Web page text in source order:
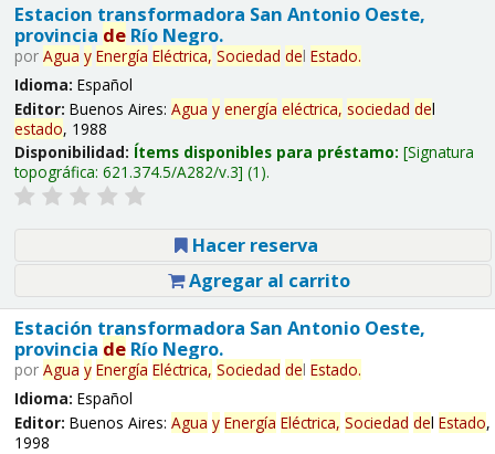
Estacion transformadora San Antonio Oeste,
provincia deRío Negro.
por Agua y Energía Eléctrica, Sociedad del Estado.
Idioma: Español
Editor: Buenos Aires: Agua y energía eléctrica, sociedad del
estado, 1988
Disponibilidad: Ítems disponibles para préstamo: Signatura
topográfica: 621.374.5/A282/v.3 (1).
Hacer reserva
Agregar al carrito
Estación transformadora San Antonio Oeste,
provincia deRío Negro.
por Agua y Energía Eléctrica, Sociedad del Estado.
Idioma: Español
Editor: Buenos Aires: Agua y Energía Eléctrica, Sociedad del Estado,
1998